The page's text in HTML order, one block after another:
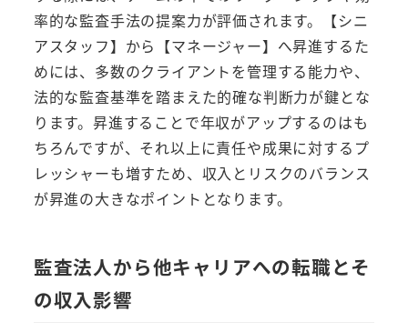
率的な監査手法の提案力が評価されます。【シニ
アスタッフ】から【マネージャー】へ昇進するた
めには、多数のクライアントを管理する能力や、
法的な監査基準を踏まえた的確な判断力が鍵とな
ります。昇進することで年収がアップするのはも
ちろんですが、それ以上に責任や成果に対するプ
レッシャーも増すため、収入とリスクのバランス
が昇進の大きなポイントとなります。
監査法人から他キャリアへの転職とそ
の収入影響